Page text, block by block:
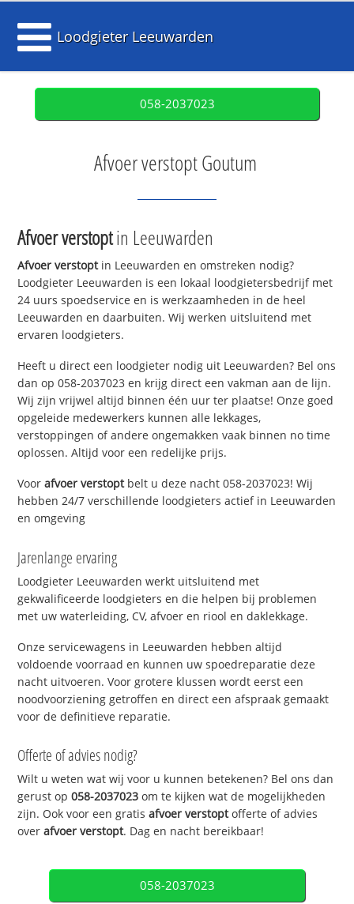
Loodgieter Leeuwarden
058-2037023
Afvoer verstopt Goutum
Afvoer verstoptin Leeuwarden
Afvoer verstoptin Leeuwarden en omstreken nodig?
Loodgieter Leeuwarden is een lokaal loodgietersbedrijf met
24 uurs spoedservice en is werkzaamheden in de heel
Leeuwarden en daarbuiten. Wij werken uitsluitend met
ervaren loodgieters.
Heeft u direct een loodgieter nodig uit Leeuwarden? Bel ons
dan op 058-2037023 en krijg direct een vakman aan de lijn.
Wij zijn vrijwel altijd binnen één uur ter plaatse! Onze goed
opgeleide medewerkers kunnen alle lekkages,
verstoppingen of andere ongemakken vaak binnen no time
oplossen. Altijd voor een redelijke prijs.
Voorafvoer verstoptbelt u deze nacht 058-2037023! Wij
hebben 24/7 verschillende loodgieters actief in Leeuwarden
en omgeving
Jarenlange ervaring
Loodgieter Leeuwarden werkt uitsluitend met
gekwalificeerde loodgieters en die helpen bij problemen
met uw waterleiding, CV, afvoer en riool en daklekkage.
Onze servicewagens in Leeuwarden hebben altijd
voldoende voorraad en kunnen uw spoedreparatie deze
nacht uitvoeren. Voor grotere klussen wordt eerst een
noodvoorziening getroffen en direct een afspraak gemaakt
voor de definitieve reparatie.
Offerte of advies nodig?
Wilt u weten wat wij voor u kunnen betekenen? Bel ons dan
gerust op058-2037023 om te kijken wat de mogelijkheden
zijn. Ook voor een gratisafvoer verstoptofferte of advies
overafvoer verstopt. Dag en nacht bereikbaar!
058-2037023